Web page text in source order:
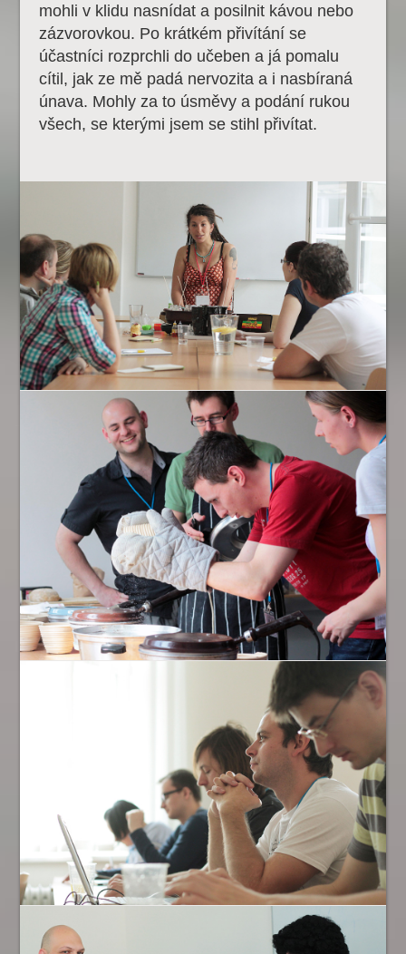
mohli v klidu nasnídat a posilnit kávou nebo
zázvorovkou. Po krátkém přivítání se
účastníci rozprchli do učeben a já pomalu
cítil, jak ze mě padá nervozita a i nasbíraná
únava. Mohly za to úsměvy a podání rukou
všech, se kterými jsem se stihl přivítat.